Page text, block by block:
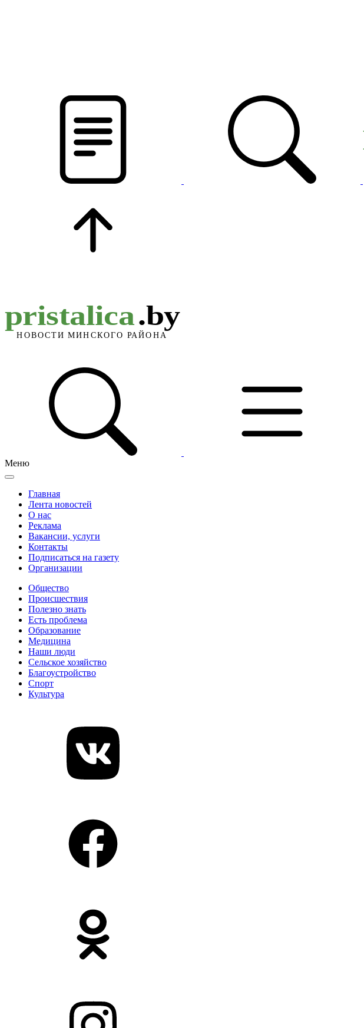
Меню
Главная
Лента новостей
О нас
Реклама
Вакансии, услуги
Контакты
Подписаться на газету
Организации
Общество
Происшествия
Полезно знать
Есть проблема
Образование
Медицина
Наши люди
Сельское хозяйство
Благоустройство
Спорт
Культура